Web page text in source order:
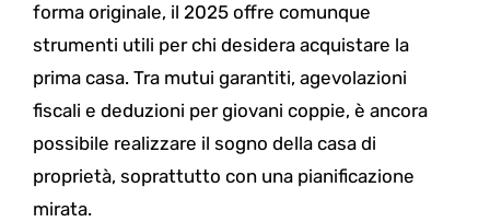
forma originale, il 2025 offre comunque
strumenti utili per chi desidera acquistare la
prima casa. Tra mutui garantiti, agevolazioni
fiscali e deduzioni per giovani coppie, è ancora
possibile realizzare il sogno della casa di
proprietà, soprattutto con una pianificazione
mirata.